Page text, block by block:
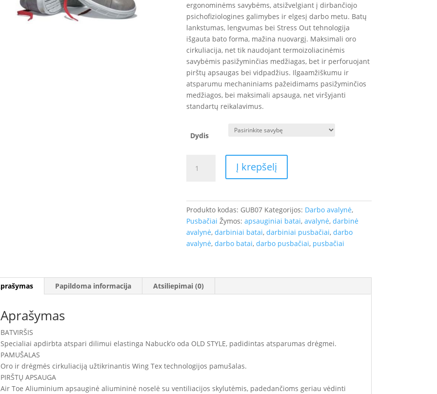
ergonominėms savybėms, atsižvelgiant į dirbančiojo
psichofiziologines galimybes ir elgesį darbo metu. Batų
lankstumas, lengvumas bei Stress Out tehnologija
išgauta bato forma, mažina nuovargį. Maksimali oro
cirkuliacija, net tik naudojant termoizoliacinėmis
savybėmis pasižyminčias medžiagas, bet ir perforuojant
pirštų apsaugas bei vidpadžius. Ilgaamžiškumu ir
atsparumu mechaniniams pažeidimams pasižyminčios
medžiagos, bei maksimali apsauga, net viršyjanti
standartų reikalavimus.
Dydis
kiekis:
darbo
batai
Forest
Į krepšelį
Produkto kodas: GUB07 Kategorijos: Darbo avalynė,
Pusbačiai Žymos: apsauginiai batai, avalynė, darbinė
avalynė, darbiniai batai, darbiniai pusbačiai, darbo
avalynė, darbo batai, darbo pusbačiai, pusbačiai
Papildoma informacija Atsiliepimai (0)
Aprašymas
BATVIRŠIS
Specialiai apdirbta atspari dilimui elastinga Nabuck’o oda OLD STYLE, padidintas atsparumas drėgmei.
PAMUŠALAS
Oro ir drėgmės cirkuliaciją užtikrinantis Wing Tex technologijos pamušalas.
PIRŠTŲ APSAUGA
Air Toe Aliuminium apsauginė aliumininė noselė su ventiliacijos skylutėmis, padedančioms geriau vėdinti